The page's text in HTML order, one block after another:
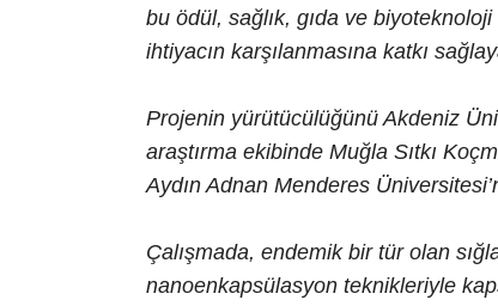
bu ödül, sağlık, gıda ve
ihtiyacın karşılanmasına katkı
Projenin yürütücülüğünü Akdeniz
araştırma ekibinde Muğla Sıtkı
Aydın Adnan Menderes
Çalışmada, endemik bir tür olan
nanoenkapsülasyon teknikleriyle